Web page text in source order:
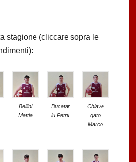
stagione (cliccare sopra le
Bellini
Mattia
Bucatar
iu Petru
Chiave
gato
Marco